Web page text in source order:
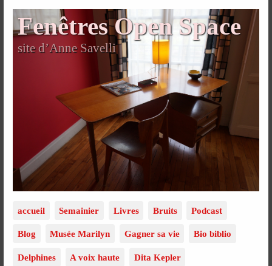
Fenêtres Open Space
site d’Anne Savelli
accueil Semainier Livres Bruits Podcast
Blog Musée Marilyn Gagner sa vie Bio biblio
Delphines A voix haute Dita Kepler